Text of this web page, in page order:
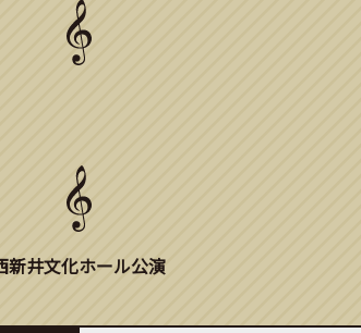
新井文化ホール公演